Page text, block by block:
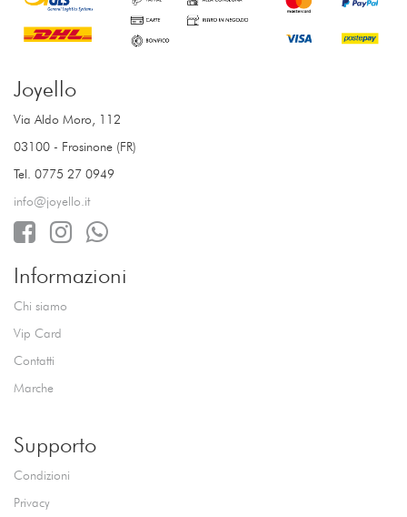
Joyello
Via Aldo Moro, 112
03100 - Frosinone (FR)
Tel. 0775 27 0949
info@joyello.it
Informazioni
Chi siamo
Vip Card
Contatti
Marche
Supporto
Condizioni
Privacy